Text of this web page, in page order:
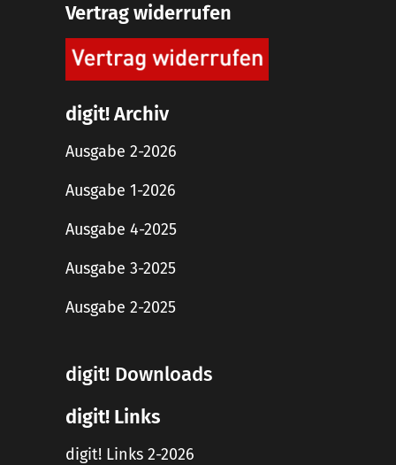
Vertrag widerrufen
digit! Archiv
Ausgabe 2-2026
Ausgabe 1-2026
Ausgabe 4-2025
Ausgabe 3-2025
Ausgabe 2-2025
digit! Downloads
digit! Links
digit! Links 2-2026